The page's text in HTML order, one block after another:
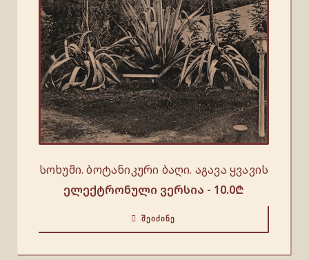
სოხუმი. ბოტანიკური ბაღი. აგავა ყვავის
ელექტრონული ვერსია - 10.0₾
ᲨᲔᲘᲫᲘᲜᲔ